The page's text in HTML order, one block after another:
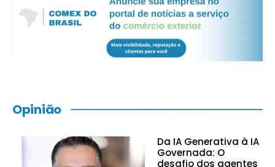
Opinião
Da IA Generativa à IA
Governada: O
desafio dos agentes